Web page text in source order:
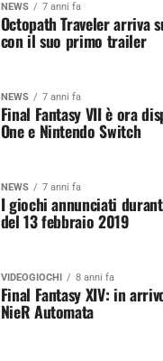
NEWS 7 anni fa
Octopath Traveler arriva
con il suo primo trailer
NEWS 7 anni fa
Final Fantasy VII è ora
One e Nintendo Switch
NEWS 7 anni fa
I giochi annunciati
del 13 febbraio 2019
VIDEOGIOCHI 8 anni fa
Final Fantasy XIV: in
NieR Automata